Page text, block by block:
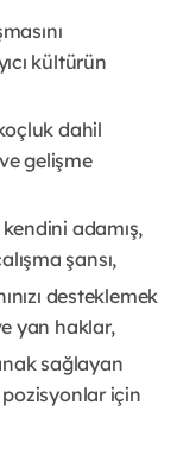
kültürün
dahil
gelişme
adamış,
şansı,
desteklemek
yan haklar,
sağlayan
pozisyonlar için